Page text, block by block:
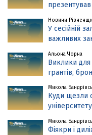
Новини
У сесійній
важливих
Альона Чорна
Виклики для
грантів,
Микола
Куди щезли
Микола
Фіякри і